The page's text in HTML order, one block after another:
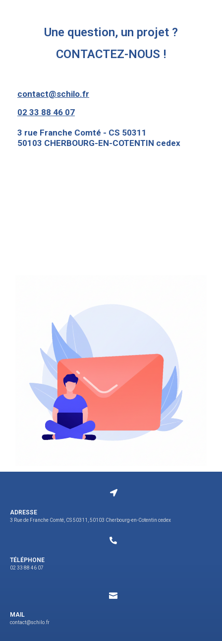
Une question, un projet ?
CONTACTEZ-NOUS !
contact@schilo.fr
02 33 88 46 07
3 rue Franche Comté - CS 50311
50103 CHERBOURG-EN-COTENTIN cedex
ADRESSE
3 Rue de Franche Comté, CS 50311, 50103 Cherbourg-en-Cotentin cedex
TÉLÉPHONE
02 33 88 46 07
MAIL
contact@schilo.fr